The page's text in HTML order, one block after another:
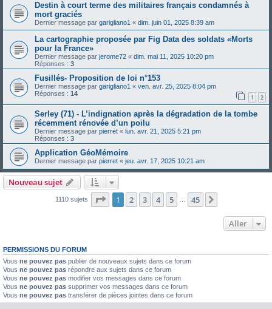
Destin à court terme des militaires français condamnés à
mort graciés
Dernier message par garigliano1 « dim. juin 01, 2025 8:39 am
La cartographie proposée par Fig Data des soldats «Morts
pour la France»
Dernier message par jerome72 « dim. mai 11, 2025 10:20 pm
Réponses : 3
Fusillés- Proposition de loi n°153
Dernier message par garigliano1 « ven. avr. 25, 2025 8:04 pm
Réponses : 14 1 2
Serley (71) - L’indignation après la dégradation de la tombe
récemment rénovée d’un poilu
Dernier message par pierret « lun. avr. 21, 2025 5:21 pm
Réponses : 3
Application GéoMémoire
Dernier message par pierret « jeu. avr. 17, 2025 10:21 am
Nouveau sujet
1110 sujets Page 1sur45
1 2 3 4 5 45
Aller
PERMISSIONS DU FORUM
Vous ne pouvez pas publier de nouveaux sujets dans ce forum
Vous ne pouvez pas répondre aux sujets dans ce forum
Vous ne pouvez pas modifier vos messages dans ce forum
Vous ne pouvez pas supprimer vos messages dans ce forum
Vous ne pouvez pas transférer de pièces jointes dans ce forum